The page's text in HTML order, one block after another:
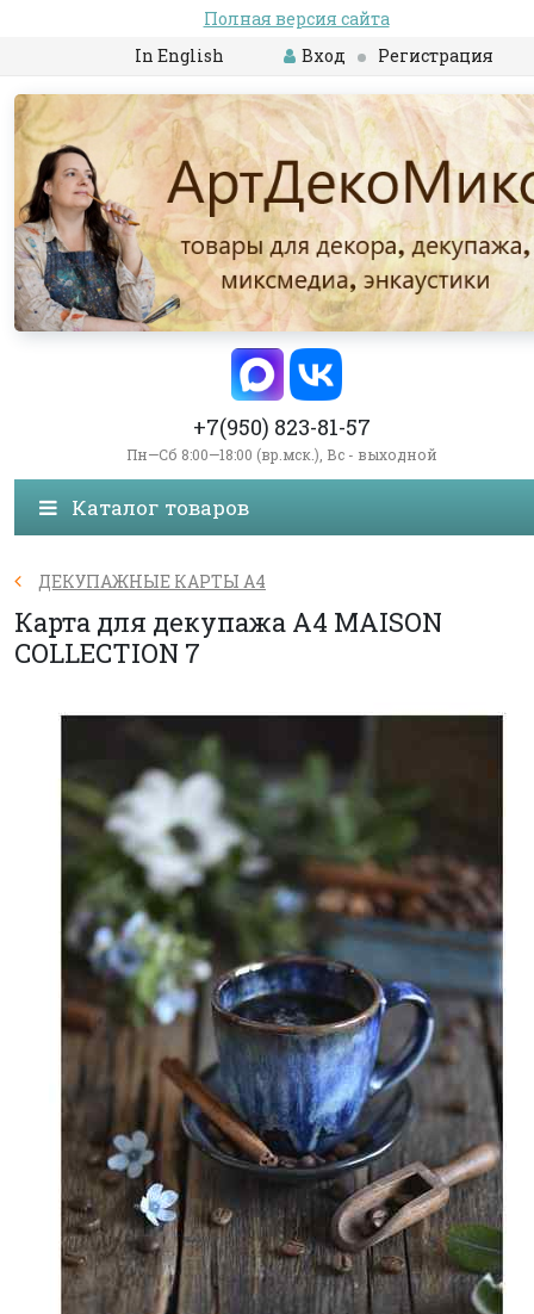
Полная версия сайта
In English
Вход Регистрация
+7(950) 823-81-57
Пн—Сб 8:00—18:00 (вр.мск.), Вс - выходной
Каталог товаров
ДЕКУПАЖНЫЕ КАРТЫ А4
Карта для декупажа А4 MAISON
COLLECTION 7